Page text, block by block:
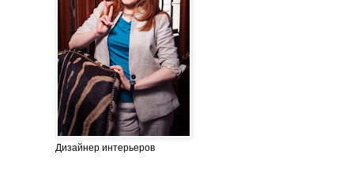
Дизайнер интерьеров